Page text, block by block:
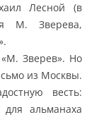
Лесной (в
М. Зверева,
Зверев». Но
из Москвы.
весть:
альманаха